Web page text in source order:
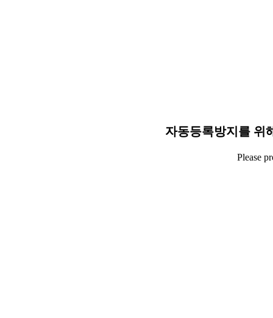
자동등록방지를 위
Please